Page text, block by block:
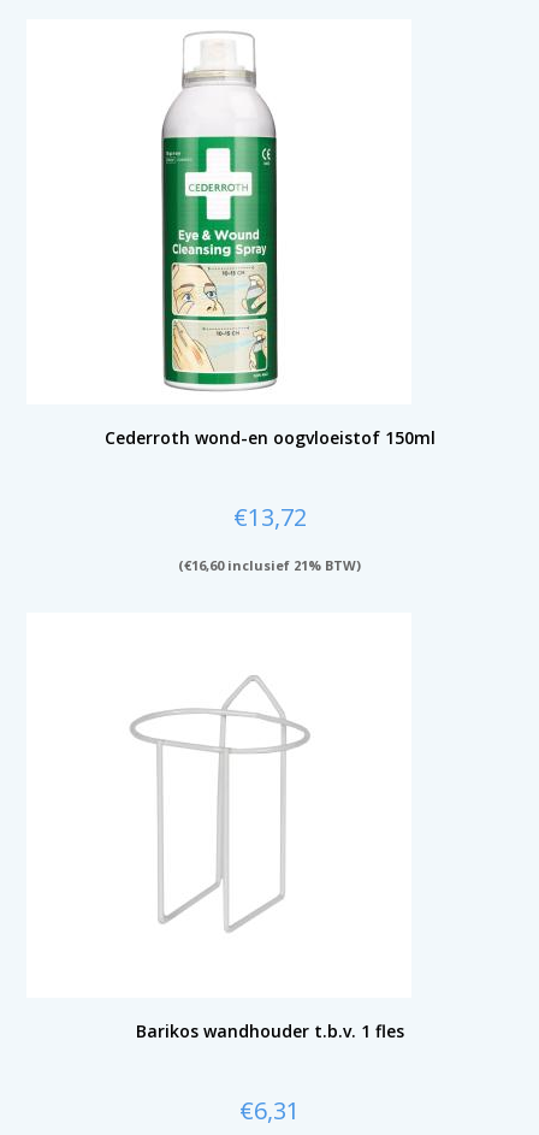
Cederroth wond-en oogvloeistof 150ml
€13,72
(€16,60inclusief 21% BTW)
Barikos wandhouder t.b.v. 1 fles
€6,31